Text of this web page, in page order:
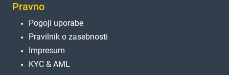
Pravno
Pogoji uporabe
Pravilnik o zasebnosti
Impresum
KYC & AML